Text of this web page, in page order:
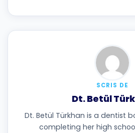
SCRIS DE
Dt. Betül
Dt. Betül Türkhan is a dentist
completing her high